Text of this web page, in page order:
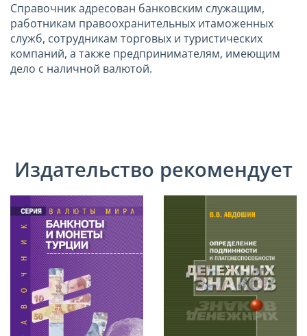
Справочник адресован банковским служащим,
работникам правоохранительных итаможенных
служб, сотрудникам торговых и туристических
компаний, а также предпринимателям, имеющим
дело с наличной валютой.
Издательство рекомендует